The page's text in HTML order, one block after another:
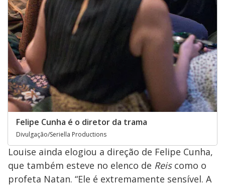
Felipe Cunha é o diretor da trama
Divulgação/Seriella Productions
Louise ainda elogiou a direção de Felipe Cunha,
que também esteve no elenco de Reiscomo o
profeta Natan. “Ele é extremamente sensível. A